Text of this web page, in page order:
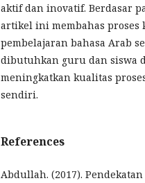
aktif dan inovatif. Berdasar
artikel ini membahas proses
pembelajaran bahasa Arab
dibutuhkan guru dan siswa
meningkatkan kualitas
sendiri.
References
Abdullah. (2017).